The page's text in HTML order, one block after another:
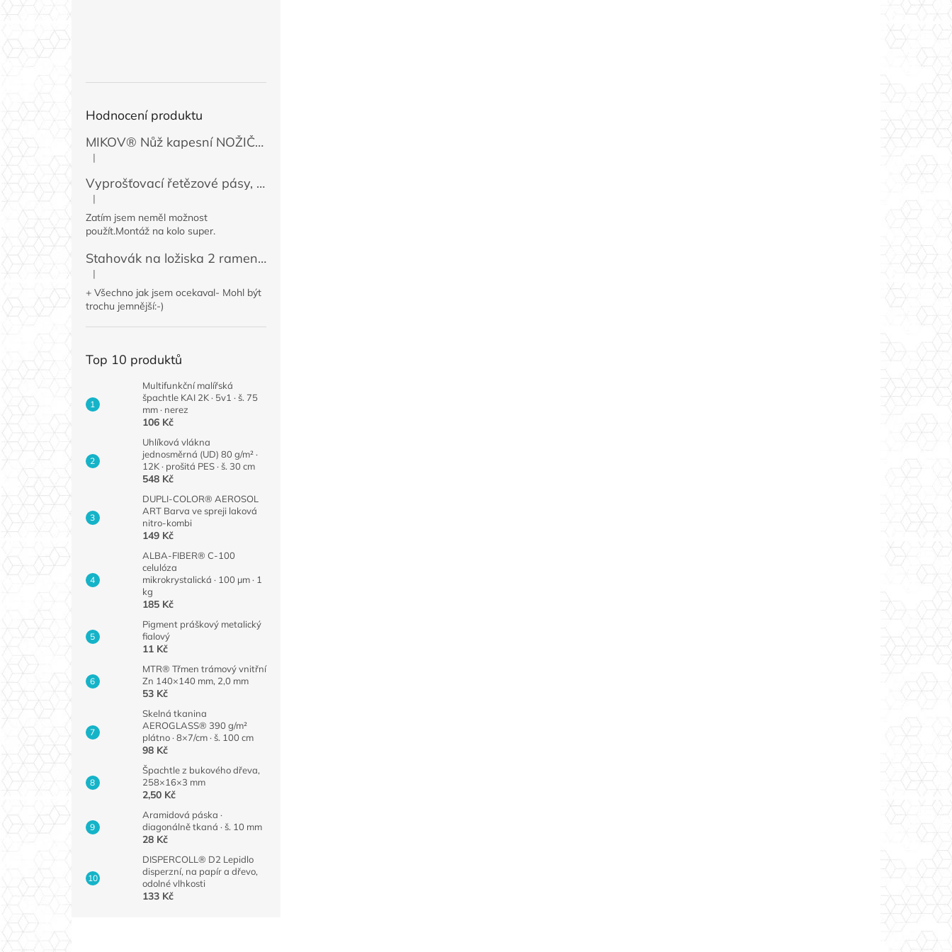
Hodnocení produktu
MIKOV® Nůž kapesní NOŽIČKA 131-NZn-1 zavírací, 74 mm
Hodnocení produktu je 5 z 5 hvězdiček.
|
Vyprošťovací řetězové pásy, 2 ks
Hodnocení produktu je 5 z 5 hvězdiček.
|
Zatím jsem neměl možnost
použít.Montáž na kolo super.
Stahovák na ložiska 2 ramenný MINI 50 / 60 mm
Hodnocení produktu je 4 z 5 hvězdiček.
|
+ Všechno jak jsem ocekaval- Mohl být
trochu jemnější:-)
Top 10 produktů
Multifunkční malířská
špachtle KAI 2K · 5v1 · š. 75
mm · nerez
106 Kč
Uhlíková vlákna
jednosměrná (UD) 80 g/m² ·
12K · prošitá PES · š. 30 cm
548 Kč
DUPLI-COLOR® AEROSOL
ART Barva ve spreji laková
nitro-kombi
149 Kč
ALBA-FIBER® C-100
celulóza
mikrokrystalická · 100 µm · 1
kg
185 Kč
Pigment práškový metalický
fialový
11 Kč
MTR® Třmen trámový vnitřní
Zn 140×140 mm, 2,0 mm
53 Kč
Skelná tkanina
AEROGLASS® 390 g/m²
plátno · 8×7/cm · š. 100 cm
98 Kč
Špachtle z bukového dřeva,
258×16×3 mm
2,50 Kč
Aramidová páska ·
diagonálně tkaná · š. 10 mm
28 Kč
DISPERCOLL® D2 Lepidlo
disperzní, na papír a dřevo,
odolné vlhkosti
133 Kč